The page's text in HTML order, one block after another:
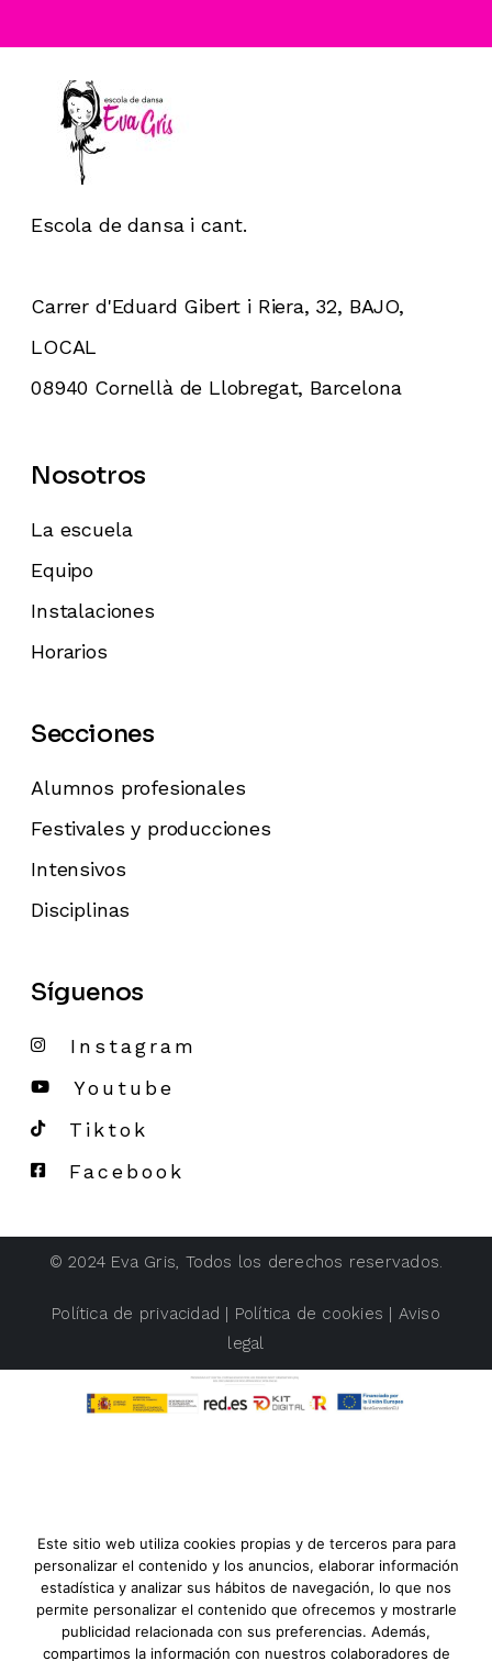
Escola de dansa i cant.
Carrer d'Eduard Gibert i Riera, 32, BAJO,
LOCAL
08940 Cornellà de Llobregat, Barcelona
Nosotros
La escuela
Equipo
Instalaciones
Horarios
Secciones
Alumnos profesionales
Festivales y producciones
Intensivos
Disciplinas
Síguenos
Instagram
Youtube
Tiktok
Facebook
© 2024 Eva Gris, Todos los derechos reservados.
Política de privacidad | Política de cookies | Aviso
legal
Este sitio web utiliza cookies propias y de terceros para para
personalizar el contenido y los anuncios, elaborar información
estadística y analizar sus hábitos de navegación, lo que nos
permite personalizar el contenido que ofrecemos y mostrarle
publicidad relacionada con sus preferencias. Además,
compartimos la información con nuestros colaboradores de